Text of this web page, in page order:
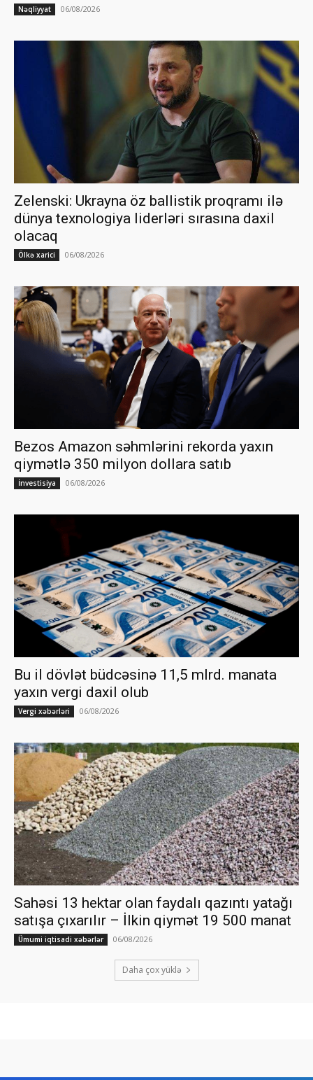
Nəqliyyat 06/08/2026
Zelenski: Ukrayna öz ballistik proqramı ilə
dünya texnologiya liderləri sırasına daxil
olacaq
Ölkə xarici 06/08/2026
Bezos Amazon səhmlərini rekorda yaxın
qiymətlə 350 milyon dollara satıb
İnvestisiya 06/08/2026
Bu il dövlət büdcəsinə 11,5 mlrd. manata
yaxın vergi daxil olub
Vergi xəbərləri 06/08/2026
Sahəsi 13 hektar olan faydalı qazıntı yatağı
satışa çıxarılır – İlkin qiymət 19 500 manat
Ümumi iqtisadi xəbərlər 06/08/2026
Daha çox yüklə